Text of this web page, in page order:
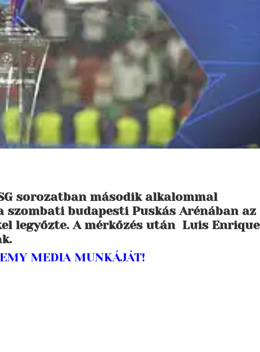
sorozatban második alkalommal
budapesti Puskás Arénában az
legyőzte. A mérkőzés után Luis Enrique
MEDIA MUNKÁJÁT!